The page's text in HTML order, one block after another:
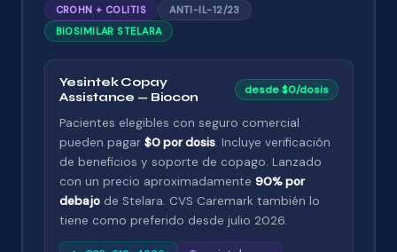
CROHN + COLITIS
ANTI-IL-12/23
BIOSIMILAR STELARA
Yesintek Copay
Assistance — Biocon
desde $0/dosis
Pacientes elegibles con seguro comercial
pueden pagar $0 por dosis. Incluye verificación
de beneficios y soporte de copago. Lanzado
con un precio aproximadamente 90% por
debajode Stelara. CVS Caremark también lo
tiene como preferido desde julio 2026.